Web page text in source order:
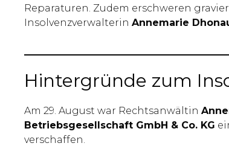
Reparaturen. Zudem erschweren
Insolvenzverwalterin Annemarie
Hintergründe zum
Am 29. August war Rechtsanwältin
Betriebsgesellschaft GmbH & Co. KG
verschaffen.